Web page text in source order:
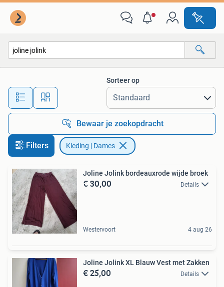
Alle afstanden…
Sorteer op
Bewaar je zoekopdracht
Filters Kleding | Dames
Joline Jolink bordeauxrode wijde broek
€ 30,00 Details
Westervoort 4 aug 26
Joline Jolink XL Blauw Vest met Zakken
€ 25,00 Details